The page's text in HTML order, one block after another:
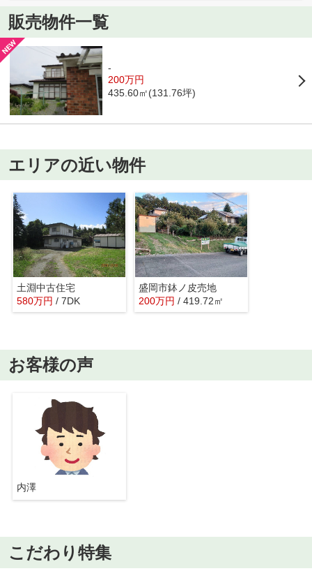
販売物件一覧
-
200万円
435.60㎡(131.76坪)
エリアの近い物件
土淵中古住宅
580万円 / 7DK
盛岡市鉢ノ皮売地
200万円 / 419.72㎡
お客様の声
内澤
こだわり特集